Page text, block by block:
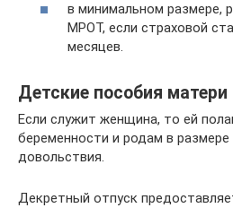
в минимальном размере,
МРОТ, если страховой
месяцев.
Детские пособия
Если служит женщина, то ей
беременности и родам в
довольствия.
Декретный отпуск